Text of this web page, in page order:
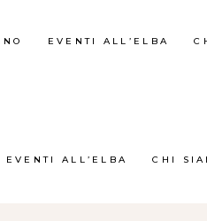
EVENTI ALL’ELBA CHI
EVENTI ALL’ELBA